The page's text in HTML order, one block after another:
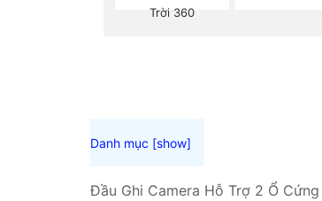
Trời 360
Đầu Ghi Camera Hỗ Trợ 2 Ổ